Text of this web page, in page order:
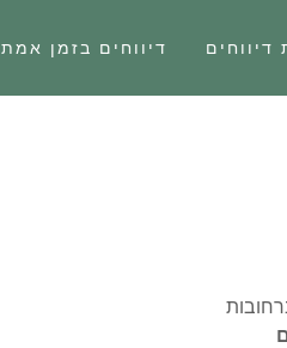
דיווחים בזמן אמת דיווחים